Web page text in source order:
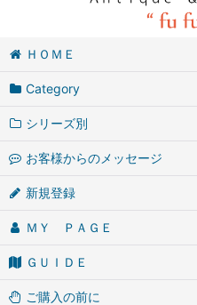
ＨＯＭＥ
Category
シリーズ別
お客様からのメッセージ
新規登録
ＭＹ ＰＡＧＥ
ＧＵＩＤＥ
ご購入の前に